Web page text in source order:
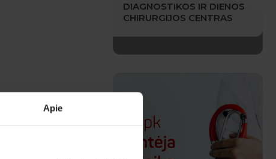
Apie
DIAGNOSTIKOS IR DIENOS
CHIRURGIJOS CENTRAS